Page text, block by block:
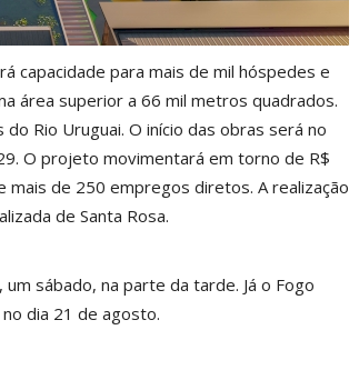
capacidade para mais de mil hóspedes e
área superior a 66 mil metros quadrados.
Rio Uruguai. O início das obras será no
O projeto movimentará em torno de R$
mais de 250 empregos diretos. A realização
de Santa Rosa.
sábado, na parte da tarde. Já o Fogo
dia 21 de agosto.